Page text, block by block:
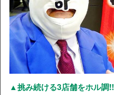
▲挑み続ける3店舗をホル調!!